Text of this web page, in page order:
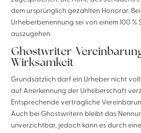
dem ursprünglich gezahlten Honorar.
Urheberbenennung sei von einem 100
auszugehen.
Ghostwriter-
Wirksamkeit
Grundsätzlich darf ein Urheber nicht
auf Anerkennung der Urheberschaft
Entsprechende vertragliche
Auch bei Ghostwritern bleibt das
unverzichtbar, jedoch kann es durch